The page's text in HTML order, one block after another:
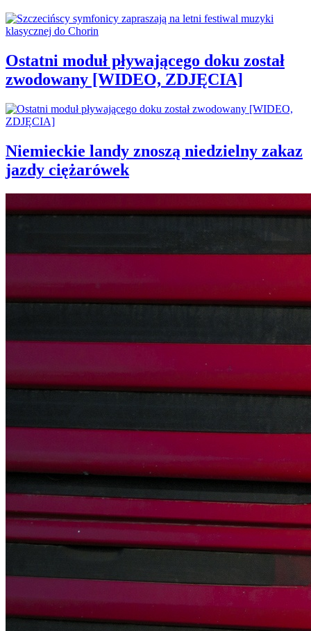
Ostatni moduł pływającego doku został
zwodowany [WIDEO, ZDJĘCIA]
Niemieckie landy znoszą niedzielny zakaz
jazdy ciężarówek